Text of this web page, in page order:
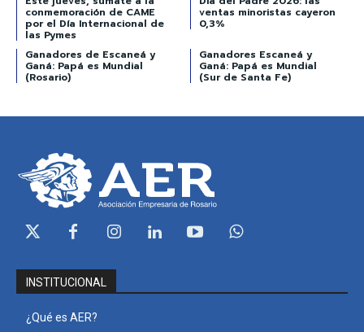
conmemoración de CAME
por el Día Internacional de
las Pymes
ventas minoristas cayeron
0,3%
Ganadores de Escaneá y
Ganá: Papá es Mundial
(Rosario)
Ganadores Escaneá y
Ganá: Papá es Mundial
(Sur de Santa Fe)
INSTITUCIONAL
¿Qué es AER?